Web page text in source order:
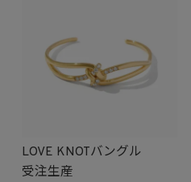
LOVE KNOTバングル
受注生産